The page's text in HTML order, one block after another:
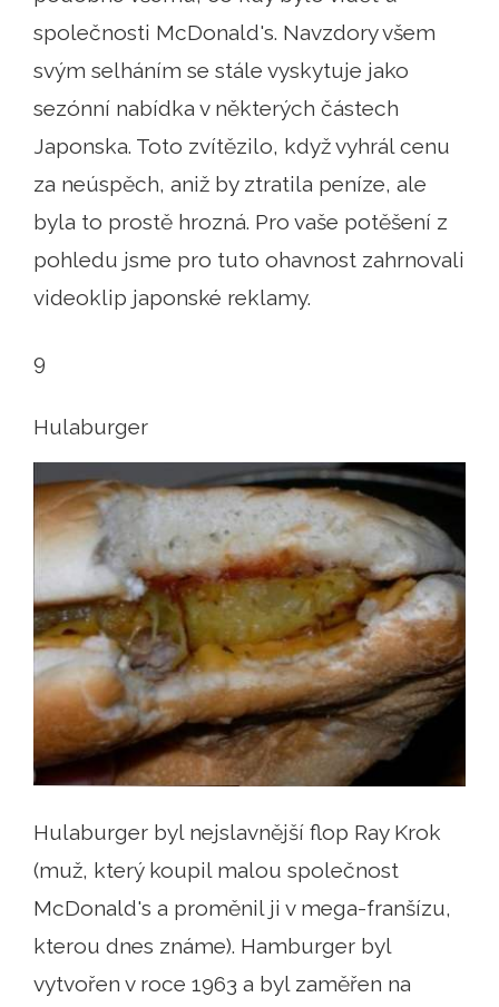
společnosti McDonald's. Navzdory všem
svým selháním se stále vyskytuje jako
sezónní nabídka v některých částech
Japonska. Toto zvítězilo, když vyhrál cenu
za neúspěch, aniž by ztratila peníze, ale
byla to prostě hrozná. Pro vaše potěšení z
pohledu jsme pro tuto ohavnost zahrnovali
videoklip japonské reklamy.
9
Hulaburger
Hulaburger byl nejslavnější flop Ray Krok
(muž, který koupil malou společnost
McDonald's a proměnil ji v mega-franšízu,
kterou dnes známe). Hamburger byl
vytvořen v roce 1963 a byl zaměřen na